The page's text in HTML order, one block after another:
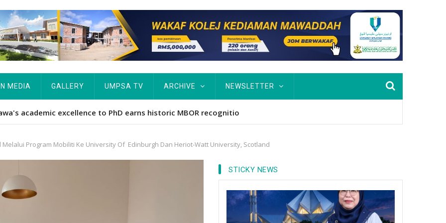
IN MEDIA GALLERY UMPSA TV ARCHIVE NEWSLETTER
MBOR, Pesakit SMA Pertama Tamat Pengajian Berterusan Hingga PhD
Melalui Program Mobiliti Ke University Of Edinburgh Dan Heriot-Watt University, Scotland
STICKY NEWS